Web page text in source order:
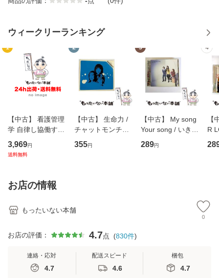
ウィークリーランキング
1
【中古】 看護管理
学 自律し協働する
専門職の看護マネ
ジメントスキル 改
恵 藤本幸三 / 南江
堂 [単行
3,969円
送料無料
2
【中古】 生命力 /
チャットモンチー /
キューンレコード
[CD]【メール便送
355円
3
【中古】 My song
Your song / いきも
のがかり / [CD]
【メール便送料無
289円
4
【
R
産
お店の情報
もったいない本舗
0
お店の評価： 4.7点 (830件)
連絡・応対
4.7
配送スピード
4.6
梱包
4.7